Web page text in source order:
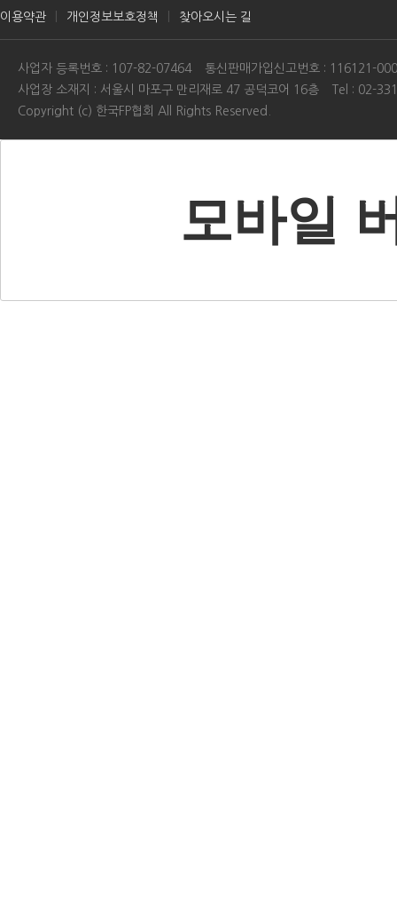
이용약관 개인정보보호정책 찾아오시는 길
사업자 등록번호 : 107-82-07464
통신판매가입신고번호 : 116121-
사업장 소재지 : 서울시 마포구 만리재로 47 공덕코어 16층
Tel : 02-
Copyright (c) 한국FP협회 All Rights Reserved.
모바일